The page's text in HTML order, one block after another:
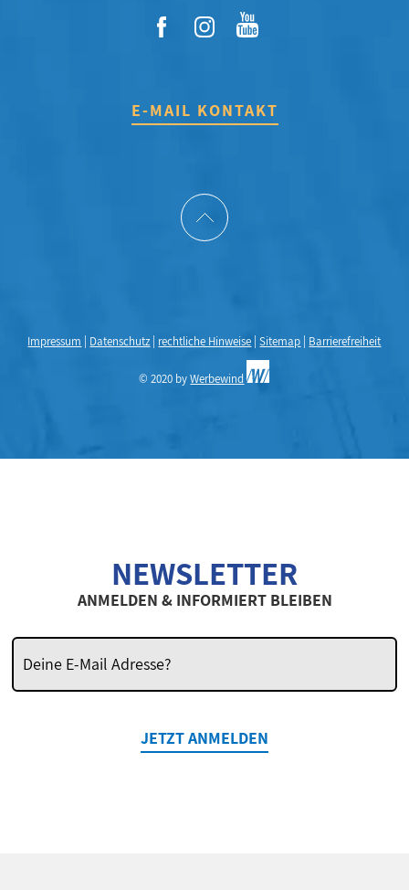
E-MAIL KONTAKT
Impressum Datenschutz rechtliche Hinweise |Sitemap Barrierefreiheit
© 2020 byWerbewind
NEWSLETTER
ANMELDEN & INFORMIERT BLEIBEN
JETZT ANMELDEN